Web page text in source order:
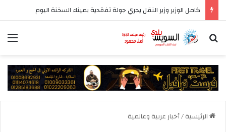
كامل الوزير وزير النقل يجري جولة تفقدية بميناء السخنة اليوم
بحث عن
الرئيسية/أخبار عربية وعالمية